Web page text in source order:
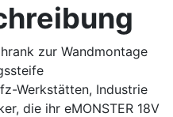
zur Wandmontage
Werkstätten, Industrie
die ihr eMONSTER 18V